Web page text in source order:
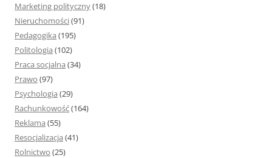
Marketing polityczny(18)
Nieruchomości(91)
Pedagogika (195)
Politologia (102)
Praca socjalna (34)
Prawo (97)
Psychologia (29)
Rachunkowość(164)
Reklama (55)
Resocjalizacja (41)
Rolnictwo (25)